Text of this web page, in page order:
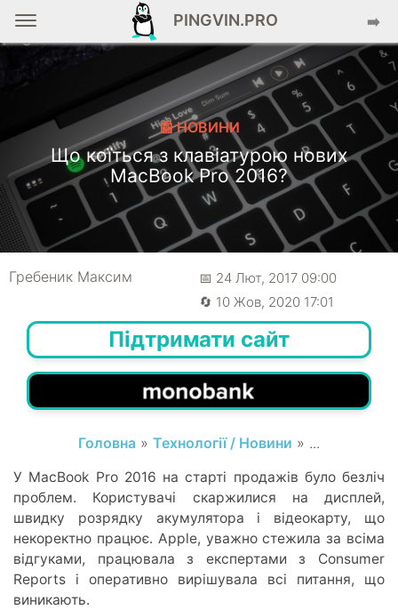
PINGVIN.PRO ➡️
📰 НОВИНИ
Що коїться з клавіатурою нових
MacBook Pro 2016?
Гребеник Максим
📅 24 Лют, 2017 09:00
🔄 10 Жов, 2020 17:01
Підтримати сайт
Головна » Технології / Новини » ...
У MacBook Pro 2016 на старті продажів було безліч
проблем. Користувачі скаржилися на дисплей,
швидку розрядку акумулятора і відеокарту, що
некоректно працює. Apple, уважно стежила за всіма
відгуками, працювала з експертами з Consumer
Reports і оперативно вирішувала всі питання, що
виникають.